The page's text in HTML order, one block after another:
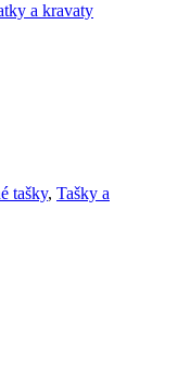
a kravaty
tašky, Tašky a